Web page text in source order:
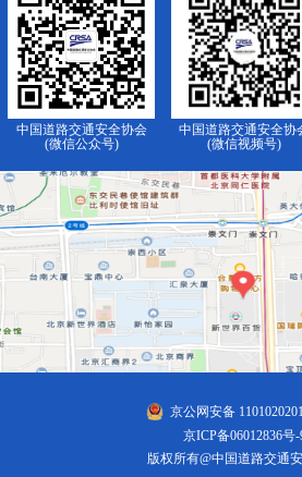
中国道路交通安全协会
(微信公众号)
中国道路交通安全协
(微信视频号)
京公网安备
京ICP备06012836号-
版权所有@中国道路交通